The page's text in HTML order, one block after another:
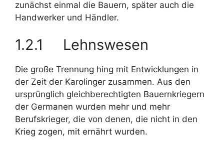
zunächst einmal die Bauern, später auch die
Handwerker und Händler.
1.2.1 Lehnswesen
Die große Trennung hing mit Entwicklungen in
der Zeit der Karolinger zusammen. Aus den
ursprünglich gleichberechtigten Bauernkriegern
der Germanen wurden mehr und mehr
Berufskrieger, die von denen, die nicht in den
Krieg zogen, mit ernährt wurden.